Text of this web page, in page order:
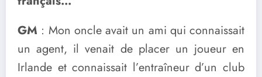
GM : Mon oncle avait un ami qui connaissait
un agent, il venait de placer un joueur en
Irlande et connaissait l’entraîneur d’un club